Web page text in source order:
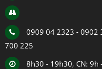
0909 04 2323 - 0902
700 225
8h30 - 19h30, CN: 9h